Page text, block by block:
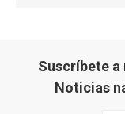
Suscríbete
Noticias